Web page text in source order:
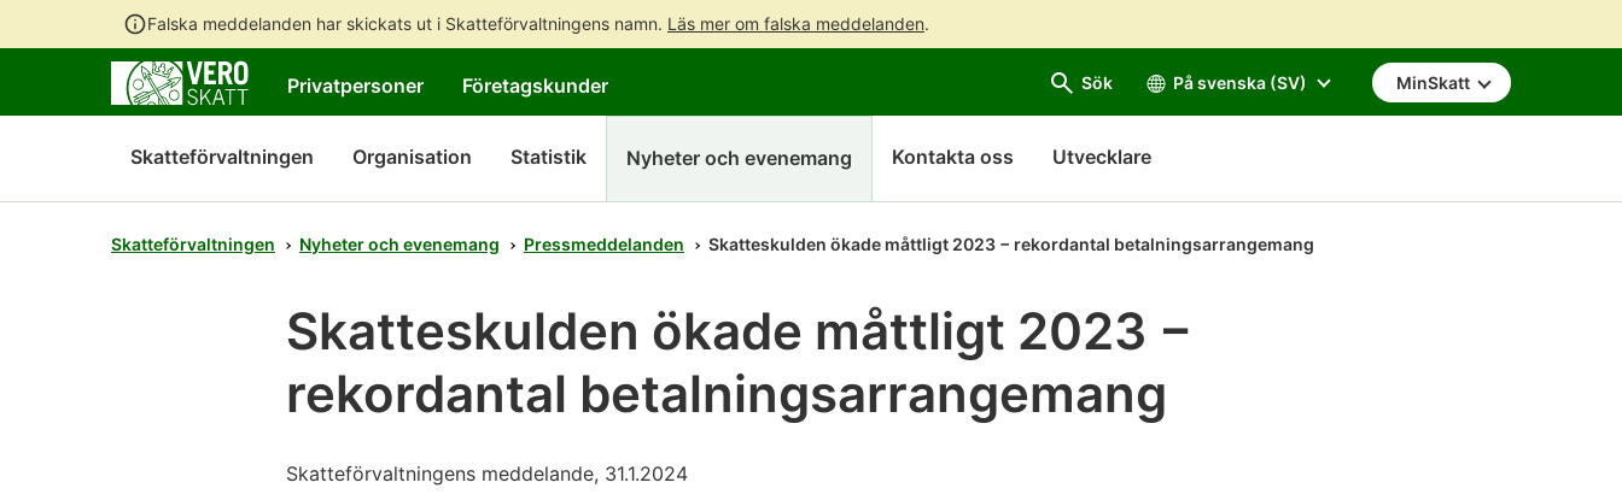
Falska meddelanden har skickats ut i Skatteförvaltningens namn. Läs mer om falska meddelanden.
till
innehållet
hela
webbplatsens
sökning
Privatpersoner Företagskunder Sök På svenska (SV) MinSkatt
Skatteförvaltningen Organisation Statistik Nyheter och evenemang Kontakta oss Utvecklare
Skatteförvaltningen Nyheter och evenemang Pressmeddelanden Skatteskulden ökade måttligt 2023 − rekordantal betalningsarrangemang
Skatteskulden ökade måttligt 2023 −
rekordantal betalningsarrangemang
Skatteförvaltningens meddelande, 31.1.2024